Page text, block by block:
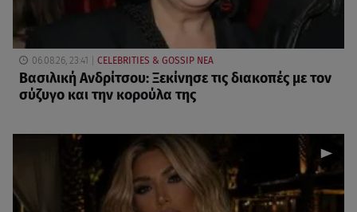
06.08.26, 23:41 CELEBRITIES & GOSSIP ΝΕΑ
Βασιλική Ανδρίτσου: Ξεκίνησε τις διακοπές με τον
σύζυγο και την κορούλα της